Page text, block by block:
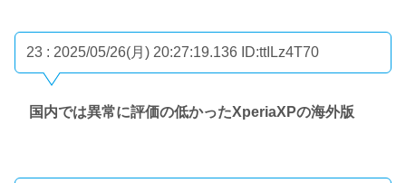
23 : 2025/05/26(月) 20:27:19.136 ID:ttILz4T70
国内では異常に評価の低かったXperiaXPの海外版